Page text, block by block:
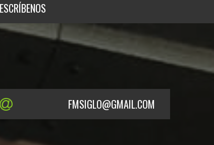
ESCRÍBENOS
FMSIGLO@GMAIL.COM